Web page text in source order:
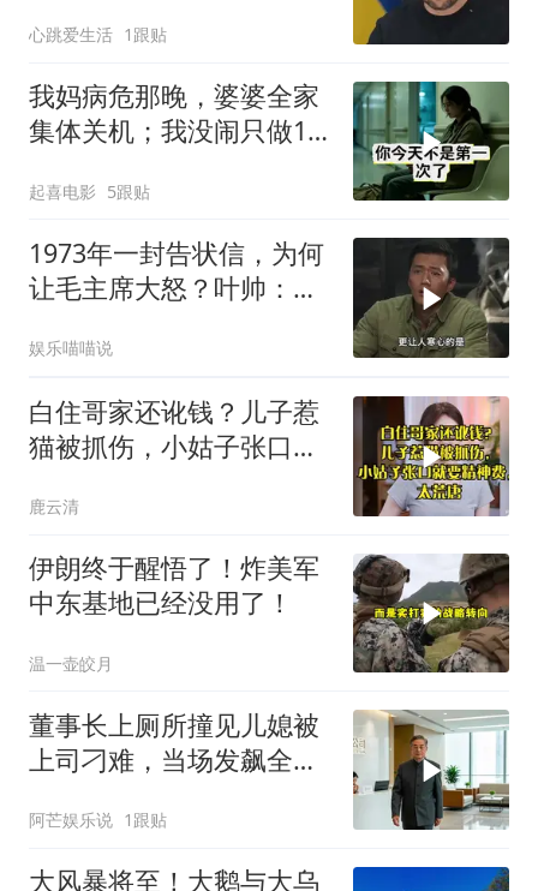
心跳爱生活 1跟贴
我妈病危那晚，婆婆全家
集体关机；我没闹只做1
你是不是疯了？
起喜电影 5跟贴
1973年一封告状信，为何
让毛主席大怒？叶帅：杀
娱乐喵喵说
白住哥家还讹钱？儿子惹
猫被抓伤，小姑子张口就
鹿云清
伊朗终于醒悟了！炸美军
中东基地已经没用了！
温一壶皎月
董事长上厕所撞见儿媳被
上司刁难，当场发飙全场
阿芒娱乐说 1跟贴
大风暴将至！大鹅与大乌